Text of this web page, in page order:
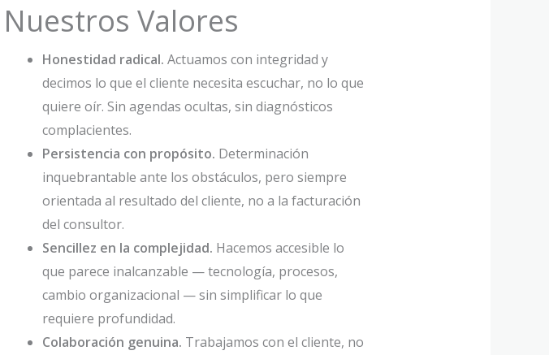
Nuestros Valores
Honestidad radical. Actuamos con integridad y
decimos lo que el cliente necesita escuchar, no lo que
quiere oír. Sin agendas ocultas, sin diagnósticos
complacientes.
Persistencia con propósito. Determinación
inquebrantable ante los obstáculos, pero siempre
orientada al resultado del cliente, no a la facturación
del consultor.
Sencillez en la complejidad. Hacemos accesible lo
que parece inalcanzable — tecnología, procesos,
cambio organizacional — sin simplificar lo que
requiere profundidad.
Colaboración genuina. Trabajamos con el cliente, no